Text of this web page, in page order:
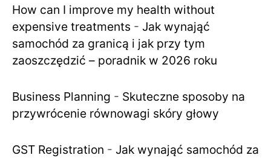
How can I improve my health without
expensive treatments - Jak wynająć
samochód za granicą i jak przy tym
zaoszczędzić – poradnik w 2026 roku
Business Planning - Skuteczne sposoby na
przywrócenie równowagi skóry głowy
GST Registration - Jak wynająć samochód za